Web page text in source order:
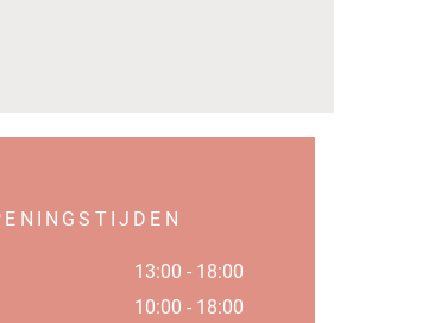
13:00 - 18:00
10:00 - 18:00